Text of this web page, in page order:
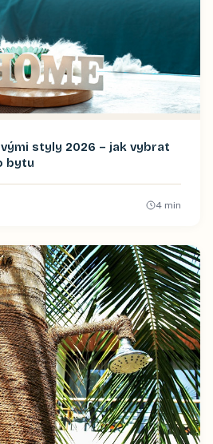
styly 2026 – jak vybrat
bytu
4 min